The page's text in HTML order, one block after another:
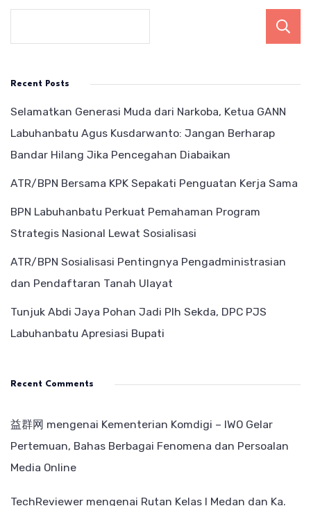
Recent Posts
Selamatkan Generasi Muda dari Narkoba, Ketua GANN
Labuhanbatu Agus Kusdarwanto: Jangan Berharap
Bandar Hilang Jika Pencegahan Diabaikan
ATR/BPN Bersama KPK Sepakati Penguatan Kerja Sama
BPN Labuhanbatu Perkuat Pemahaman Program
Strategis Nasional Lewat Sosialisasi
ATR/BPN Sosialisasi Pentingnya Pengadministrasian
dan Pendaftaran Tanah Ulayat
Tunjuk Abdi Jaya Pohan Jadi Plh Sekda, DPC PJS
Labuhanbatu Apresiasi Bupati
Recent Comments
益群网 mengenai Kementerian Komdigi – IWO Gelar
Pertemuan, Bahas Berbagai Fenomena dan Persoalan
Media Online
TechReviewer mengenai Rutan Kelas I Medan dan Ka.